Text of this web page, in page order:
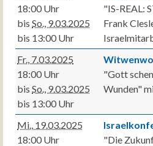
18:00 Uhr
bis So., 9.03.2025
bis 13:00 Uhr
"IS-REAL:
Frank
Fr., 7.03.2025
18:00 Uhr
bis So., 9.03.2025
bis 13:00 Uhr
"Gott
Wunden"
Mi., 19.03.2025
18:00 Uhr
"Die